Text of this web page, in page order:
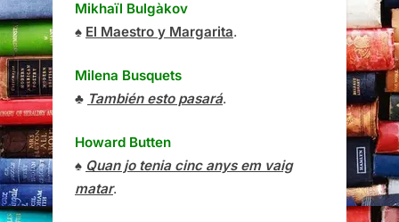
Mikhaïl Bulgàkov
♠ El Maestro y Margarita.
Milena Busquets
♣ También esto pasará.
Howard Butten
♠ Quan jo tenia cinc anys em vaig
matar.